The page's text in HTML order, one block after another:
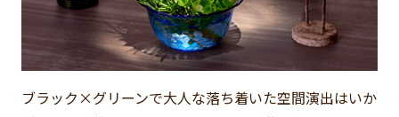
ブラック×グリーンで大人な落ち着いた空間演出はいか